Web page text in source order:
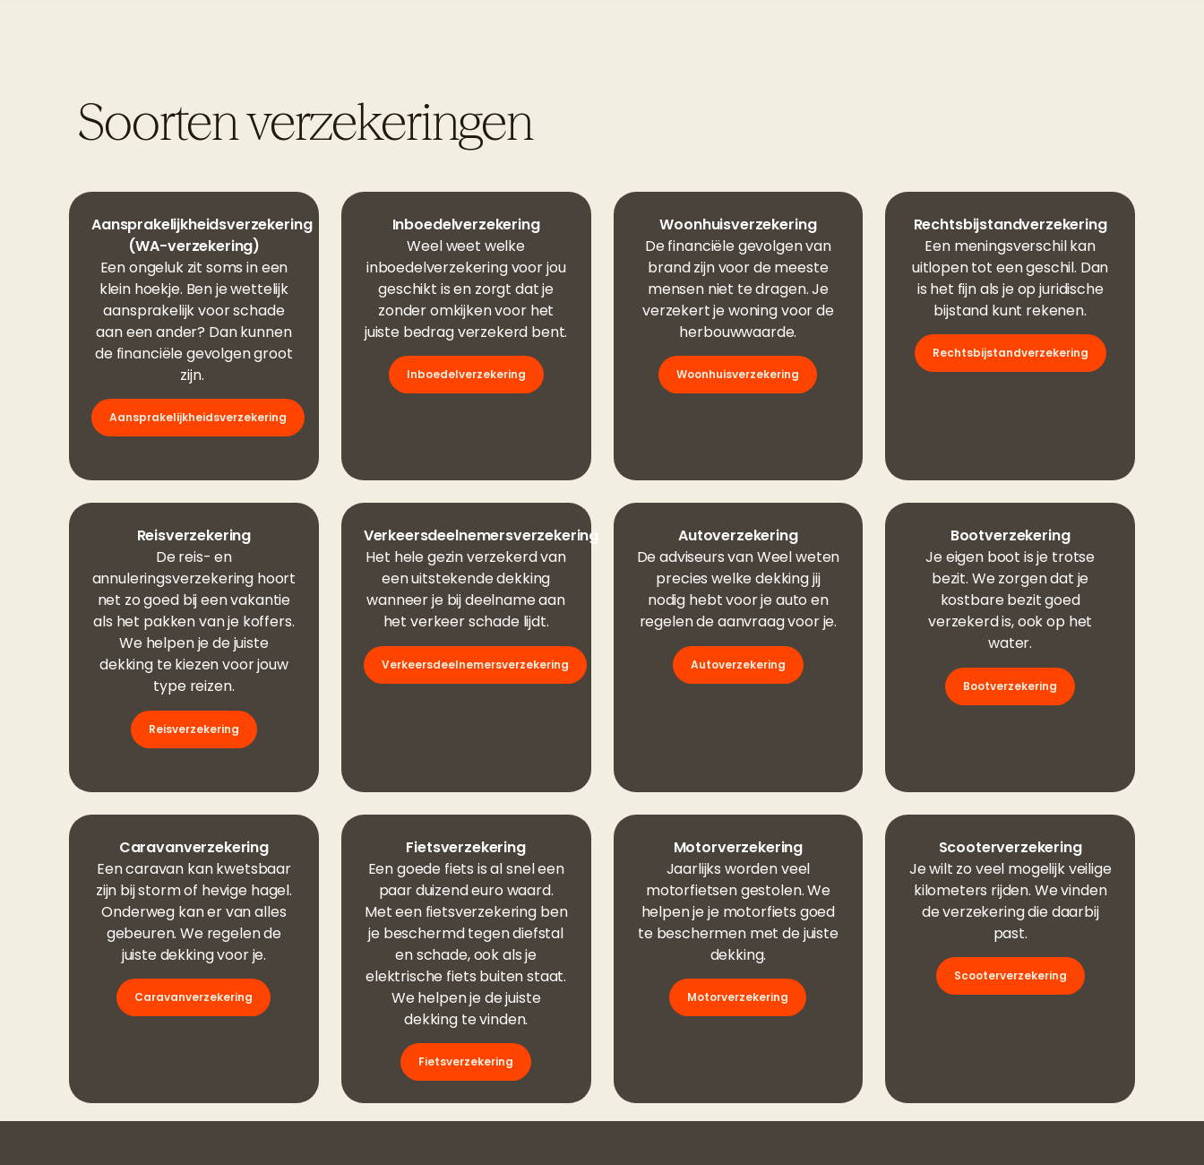
Soorten verzekeringen
Aansprakelijkheidsverzekering
(WA-verzekering)
Een ongeluk zit soms in een
klein hoekje. Ben je wettelijk
aansprakelijk voor schade
aan een ander? Dan kunnen
de financiële gevolgen groot
zijn.
Aansprakelijkheidsverzekering
Inboedelverzekering
Weel weet welke
inboedelverzekering voor jou
geschikt is en zorgt dat je
zonder omkijken voor het
juiste bedrag verzekerd bent.
Inboedelverzekering
Woonhuisverzekering
De financiële gevolgen van
brand zijn voor de meeste
mensen niet te dragen. Je
verzekert je woning voor de
herbouwwaarde.
Woonhuisverzekering
Rechtsbijstandverzekering
Een meningsverschil kan
uitlopen tot een geschil. Dan
is het fijn als je op juridische
bijstand kunt rekenen.
Rechtsbijstandverzekering
Reisverzekering
De reis- en
annuleringsverzekering hoort
net zo goed bij een vakantie
als het pakken van je koffers.
We helpen je de juiste
dekking te kiezen voor jouw
type reizen.
Reisverzekering
Verkeersdeelnemersverzekering
Het hele gezin verzekerd van
een uitstekende dekking
wanneer je bij deelname aan
het verkeer schade lijdt.
Verkeersdeelnemersverzekering
Autoverzekering
De adviseurs van Weel weten
precies welke dekking jij
nodig hebt voor je auto en
regelen de aanvraag voor je.
Autoverzekering
Bootverzekering
Je eigen boot is je trotse
bezit. We zorgen dat je
kostbare bezit goed
verzekerd is, ook op het
water.
Bootverzekering
Caravanverzekering
Een caravan kan kwetsbaar
zijn bij storm of hevige hagel.
Onderweg kan er van alles
gebeuren. We regelen de
juiste dekking voor je.
Caravanverzekering
Fietsverzekering
Een goede fiets is al snel een
paar duizend euro waard.
Met een fietsverzekering ben
je beschermd tegen diefstal
en schade, ook als je
elektrische fiets buiten staat.
We helpen je de juiste
dekking te vinden.
Fietsverzekering
Motorverzekering
Jaarlijks worden veel
motorfietsen gestolen. We
helpen je je motorfiets goed
te beschermen met de juiste
dekking.
Motorverzekering
Scooterverzekering
Je wilt zo veel mogelijk veilige
kilometers rijden. We vinden
de verzekering die daarbij
past.
Scooterverzekering